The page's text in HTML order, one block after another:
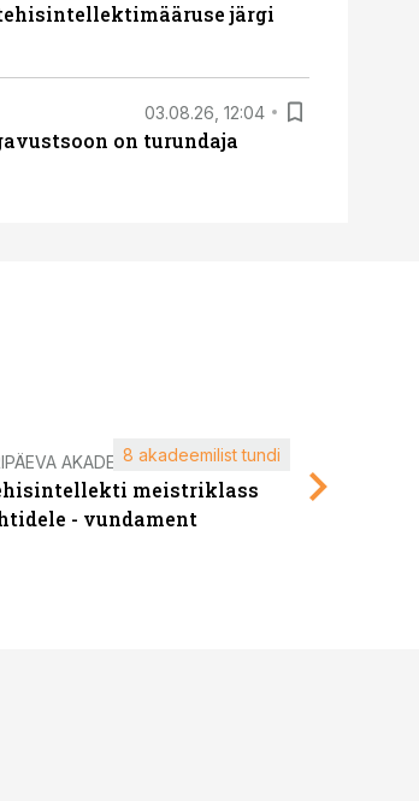
järgi
03.08.26, 12:04
on turundaja
AKADEEMIA
meistriklass
- vundament
8 akadeemilist tundi